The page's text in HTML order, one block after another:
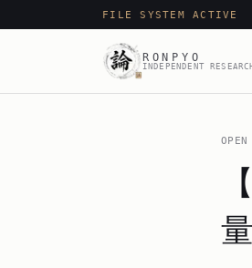
FILE SYSTEM ACTIVE
RONPYO
INDEPENDENT RESEARCH